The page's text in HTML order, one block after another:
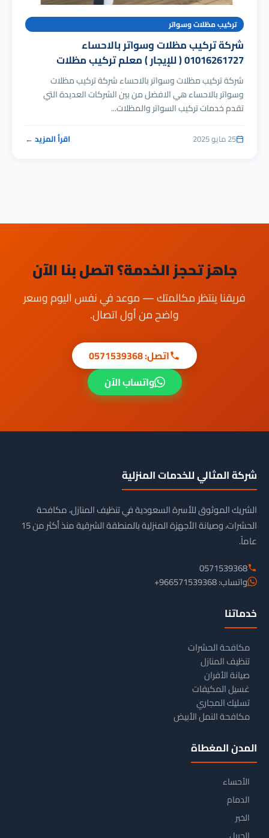
تركيب مظلات وسواتر
شركة تركيب مظلات وسواتر بالاحساء
01016261727 ( للإيجار ) معلم تركيب مظلات
شركة تركيب مظلات وسواتر بالاحساء شركة تركيب مظلات
وسواتر بالاحساء هي الافضل من بين الشركات العديدة التي
تقدم خدمات تركيب السواتر والمظلات...
25 مايو 2025 اقرأ المزيد ←
جاهز تحجز الخدمة؟ اتصل بنا الآن
فريقنا ينتظر مكالمتك — موعد في نفس اليوم وسعر
واضح من أول اتصال.
اتصل: 0571539368
واتساب الآن
شركة المثالي للخدمات المنزلية
الشريك الموثوق للأسرة السعودية في تنظيف المنازل، مكافحة
الحشرات، وصيانة الأجهزة المنزلية بالمنطقة الشرقية منذ أكثر من 15
عاماً.
0571539368
واتساب: 966571539368+
خدماتنا
مكافحة الحشرات
تنظيف المنازل
صيانة الأفران
غسيل المكيفات
تسليك المجاري
مكافحة النمل الأبيض
المدن المغطاة
الأحساء
الدمام
الخبر